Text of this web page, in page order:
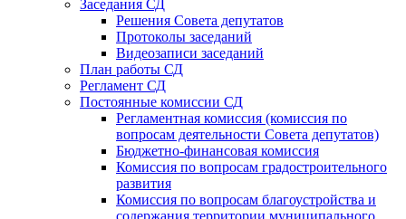
Заседания СД
Решения Совета депутатов
Протоколы заседаний
Видеозаписи заседаний
План работы СД
Регламент СД
Постоянные комиссии СД
Регламентная комиссия (комиссия по
вопросам деятельности Совета депутатов)
Бюджетно-финансовая комиссия
Комиссия по вопросам градостроительного
развития
Комиссия по вопросам благоустройства и
содержания территории муниципального